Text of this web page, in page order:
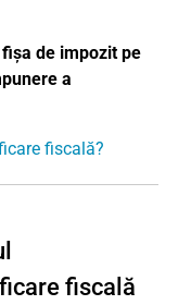
fișa de impozit pe
a
fiscală?
fiscală